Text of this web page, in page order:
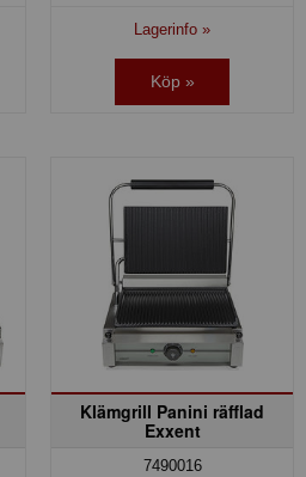
Lagerinfo »
Köp »
Klämgrill Panini räfflad
Exxent
7490016